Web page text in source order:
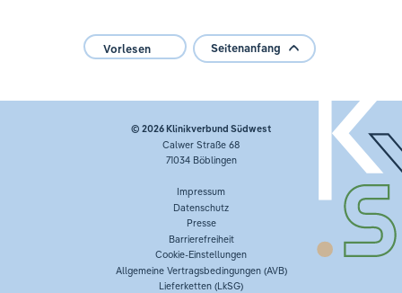
Vorlesen Seitenanfang
© 2026Klinikverbund Südwest
Calwer Straße 68
71034 Böblingen
Impressum
Datenschutz
Presse
Barrierefreiheit
Cookie-Einstellungen
Allgemeine Vertragsbedingungen (AVB)
Lieferketten (LkSG)